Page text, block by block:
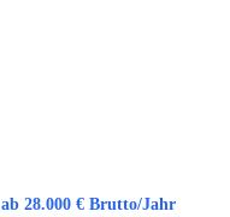
ab 28.000 € Brutto/Jahr